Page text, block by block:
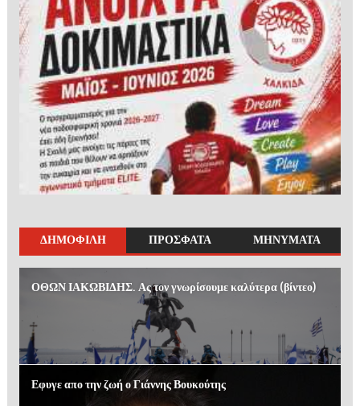
ΔΗΜΟΦΙΛΗ ΠΡΟΣΦΑΤΑ ΜΗΝΥΜΑΤΑ
ΟΘΩΝ ΙΑΚΩΒΙΔΗΣ. Ας τον γνωρίσουμε καλύτερα (βίντεο)
Εφυγε απο την ζωή ο Γιάννης Βουκούτης